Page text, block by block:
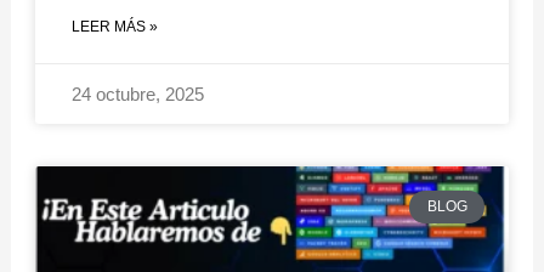
LEER MÁS »
24 octubre, 2025
BLOG